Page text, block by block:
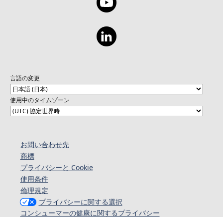
言語の変更
使用中のタイムゾーン
お問い合わせ先
商標
プライバシーと Cookie
使用条件
倫理規定
プライバシーに関する選択
コンシューマーの健康に関するプライバシー